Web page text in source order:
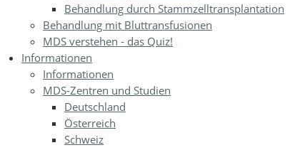
Behandlung durch Stammzelltransplantation
Behandlung mit Bluttransfusionen
MDS verstehen - das Quiz!
Informationen
Informationen
MDS-Zentren und Studien
Deutschland
Österreich
Schweiz